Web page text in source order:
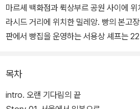
마르셰 백화점과 뤽상부르 공원 사이에
라시드 거리에 위치한 밀레앙. 빵의 본고
판에서 빵집을 운영하는 서용상 셰프는
피가로>, <르 파리지앵> 등 프랑스의 주
다루었다.
목차
intro. 오랜 기다림의 끝